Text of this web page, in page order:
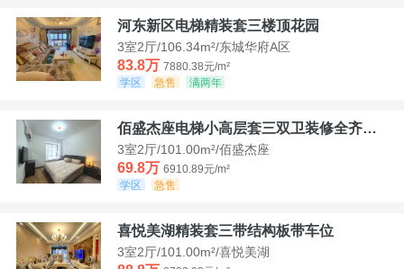
河东新区电梯精装套三楼顶花园
3室2厅/106.34m²/东城华府A区
83.8万 7880.38元/m²
学区
急售 满两年
佰盛杰座电梯小高层套三双卫装修全齐诚意出售
3室2厅/101.00m²/佰盛杰座
69.8万 6910.89元/m²
学区
急售
喜悦美湖精装套三带结构板带车位
3室2厅/101.00m²/喜悦美湖